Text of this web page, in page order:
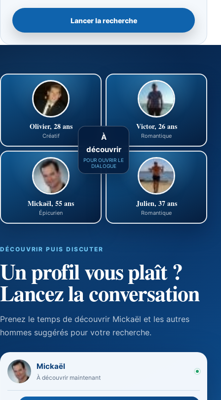
Lancer la recherche
Olivier, 28 ans
Créatif
Victor, 26 ans
Romantique
Mickaël, 55 ans
Épicurien
Julien, 37 ans
Romantique
À
découvrir
POUR OUVRIR LE
DIALOGUE
DÉCOUVRIR PUIS DISCUTER
Un profil vous plaît ?
Lancez la conversation
Prenez le temps de découvrir Mickaël et les autres
hommes suggérés pour votre recherche.
Mickaël
À découvrir maintenant